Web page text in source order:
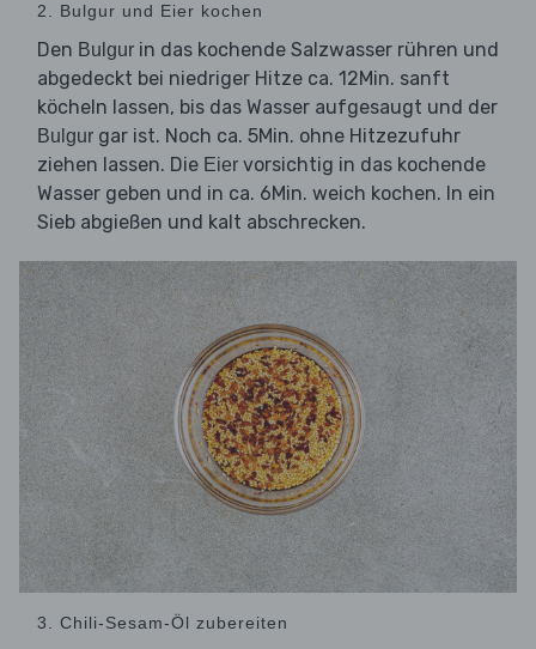
2. Bulgur und Eier kochen
Den Bulgur in das kochende Salzwasser rühren und
abgedeckt bei niedriger Hitze ca. 12Min. sanft
köcheln lassen, bis das Wasser aufgesaugt und der
Bulgur gar ist. Noch ca. 5Min. ohne Hitzezufuhr
ziehen lassen. Die Eier vorsichtig in das kochende
Wasser geben und in ca. 6Min. weich kochen. In ein
Sieb abgießen und kalt abschrecken.
3. Chili-Sesam-Öl zubereiten